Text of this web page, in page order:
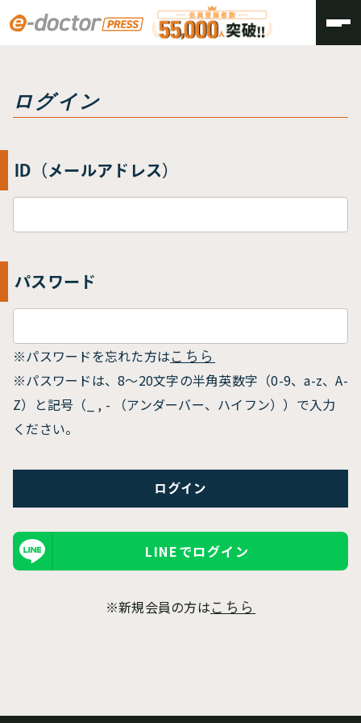
トップ
ログイン
ID（メールアドレス）
パスワード
※パスワードを忘れた方は こちら
※パスワードは、8〜20文字の半角英数字（0-9、a-z、A-
Z）と記号（_ , - （アンダーバー、ハイフン））で入力
ください。
LINEでログイン
※新規会員の方は こちら